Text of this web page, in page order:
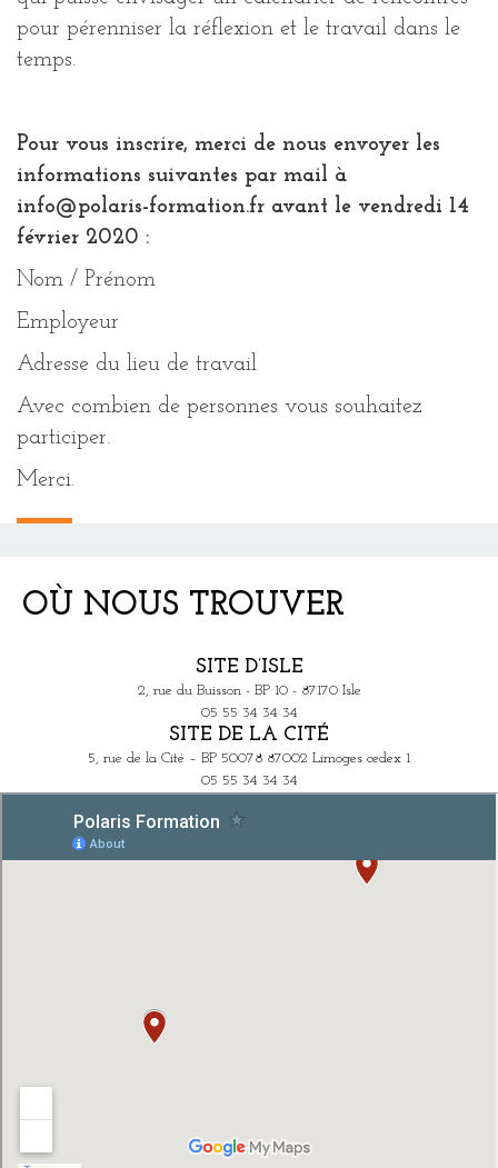
pour pérenniser la réflexion et le travail dans le
temps.
Pour vous inscrire, merci de nous envoyer les
informations suivantes par mail à
info@polaris-formation.fr avant le vendredi 14
février 2020 :
Nom / Prénom
Employeur
Adresse du lieu de travail
Avec combien de personnes vous souhaitez
participer.
Merci.
OÙ NOUS TROUVER
SITE D’ISLE
2, rue du Buisson - BP 10 - 87170 Isle
05 55 34 34 34
SITE DE LA CITÉ
5, rue de la Cité – BP 50078 87002 Limoges cedex 1
05 55 34 34 34